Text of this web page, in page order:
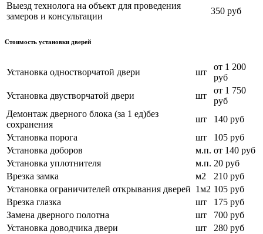
Выезд технолога на объект для проведения
замеров и консультации
350 руб
Стоимость установки дверей
Установка одностворчатой двери шт
от 1 200
руб
Установка двустворчатой двери
шт
от 1 750
руб
Демонтаж дверного блока (за 1 ед)без
сохранения
шт
140 руб
Установка порога
шт
105 руб
Установка доборов
м.п. от 140 руб
Установка уплотнителя
м.п. 20 руб
Врезка замка
м2
210 руб
Установка ограничителей открывания дверей 1м2 105 руб
Врезка глазка
шт
175 руб
Замена дверного полотна
шт
700 руб
Установка доводчика двери
шт
280 руб